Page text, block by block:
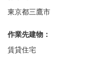
東京都三鷹市
作業先建物：
賃貸住宅